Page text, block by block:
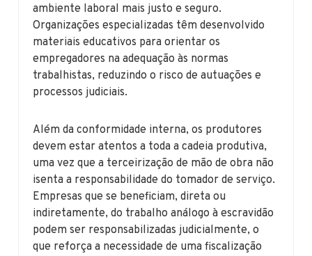
ambiente laboral mais justo e seguro.
Organizações especializadas têm desenvolvido
materiais educativos para orientar os
empregadores na adequação às normas
trabalhistas, reduzindo o risco de autuações e
processos judiciais.
Além da conformidade interna, os produtores
devem estar atentos a toda a cadeia produtiva,
uma vez que a terceirização de mão de obra não
isenta a responsabilidade do tomador de serviço.
Empresas que se beneficiam, direta ou
indiretamente, do trabalho análogo à escravidão
podem ser responsabilizadas judicialmente, o
que reforça a necessidade de uma fiscalização